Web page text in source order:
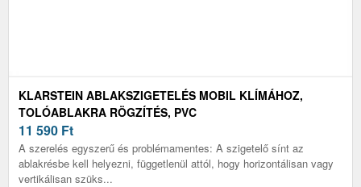
KLARSTEIN ABLAKSZIGETELÉS MOBIL KLÍMÁHOZ,
TOLÓABLAKRA RÖGZÍTÉS, PVC
11 590 Ft
A szerelés egyszerű és problémamentes: A szigetelő sínt az
ablakrésbe kell helyezni, függetlenül attól, hogy horizontálisan vagy
vertikálisan szüks...